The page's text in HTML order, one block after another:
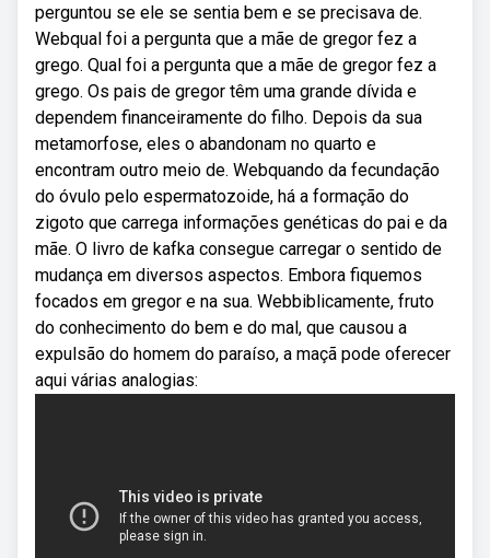
perguntou se ele se sentia bem e se precisava de.
Webqual foi a pergunta que a mãe de gregor fez a
grego. Qual foi a pergunta que a mãe de gregor fez a
grego. Os pais de gregor têm uma grande dívida e
dependem financeiramente do filho. Depois da sua
metamorfose, eles o abandonam no quarto e
encontram outro meio de. Webquando da fecundação
do óvulo pelo espermatozoide, há a formação do
zigoto que carrega informações genéticas do pai e da
mãe. O livro de kafka consegue carregar o sentido de
mudança em diversos aspectos. Embora fiquemos
focados em gregor e na sua. Webbiblicamente, fruto
do conhecimento do bem e do mal, que causou a
expulsão do homem do paraíso, a maçã pode oferecer
aqui várias analogias: